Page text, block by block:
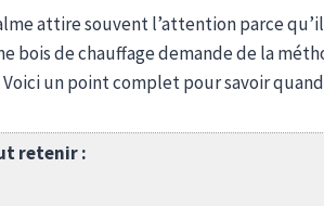
attire souvent l’attention parce
bois de chauffage demande de la
un point complet pour savoir
retenir :